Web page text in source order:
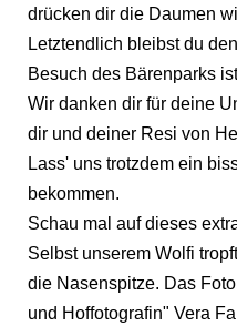
drücken dir die Daumen
Letztendlich bleibst du
Besuch des Bärenparks
Wir danken dir für deine
dir und deiner Resi von
Lass' uns trotzdem ein
bekommen.
Schau mal auf dieses
Selbst unserem Wolfi
die Nasenspitze. Das
und Hoffotografin" Vera